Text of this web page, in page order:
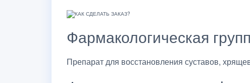
Фармакологическая
Препарат для восстановления суставов,